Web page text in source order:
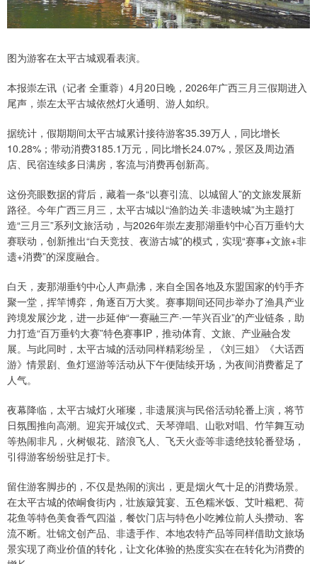
图为游客在太平古城观看表演。
本报崇左讯（记者 全重蓉）4月20日晚，2026年广西三月三假期进入
尾声，崇左太平古城依然灯火通明、游人如织。
据统计，假期期间太平古城累计接待游客35.39万人，同比增长
10.28%；带动消费3185.1万元，同比增长24.07%，景区及周边酒
店、民宿连续多日满房，客流与消费再创新高。
这份亮眼数据的背后，藏着一条“以赛引流、以城留人”的文旅发展新
路径。今年广西三月三，太平古城以“渔韵边关·非遗映城”为主题打
造“三月三”系列文旅活动，与2026年崇左麦那湖垂钓中心百万垂钓大
赛联动，创新推出“白天竞技、夜游古城”的模式，实现“赛事+文旅+非
遗+消费”的深度融合。
白天，麦那湖垂钓中心人声鼎沸，来自全国各地及东盟国家的钓手齐
聚一堂，挥竿博弈，角逐百万大奖。赛事期间还同步举办了渔具产业
跨境发展沙龙，进一步延伸“一赛融三产·一竿兴百业”的产业链条，助
力打造“百万垂钓大赛”特色赛事IP，推动体育、文旅、产业融合发
展。与此同时，太平古城的活动同样精彩纷呈，《刘三姐》《大话西
游》情景剧、鱼灯巡游等活动从下午便陆续开场，为夜间消费蓄足了
人气。
夜幕降临，太平古城灯火璀璨，非遗展演与民俗活动轮番上演，将节
日氛围推向高潮。迎宾开城仪式、天琴弹唱、山歌对唱、竹竿舞互动
等热闹非凡，火树银花、踏浪飞人、飞天火壶等非遗绝技轮番登场，
引得游客纷纷驻足打卡。
留住游客脚步的，不仅是热闹的演出，更是烟火气十足的消费场景。
在太平古城的侬峒食街内，壮族簸箕宴、五色糯米饭、艾叶糍粑、荷
花鱼等特色美食香气四溢，餐饮门店与特色小吃摊位前人头攒动、客
流不断。壮锦文创产品、非遗手作、本地农特产品等同样借助文旅场
景实现了商业价值的转化，让文化体验的热度实实在在转化为消费的